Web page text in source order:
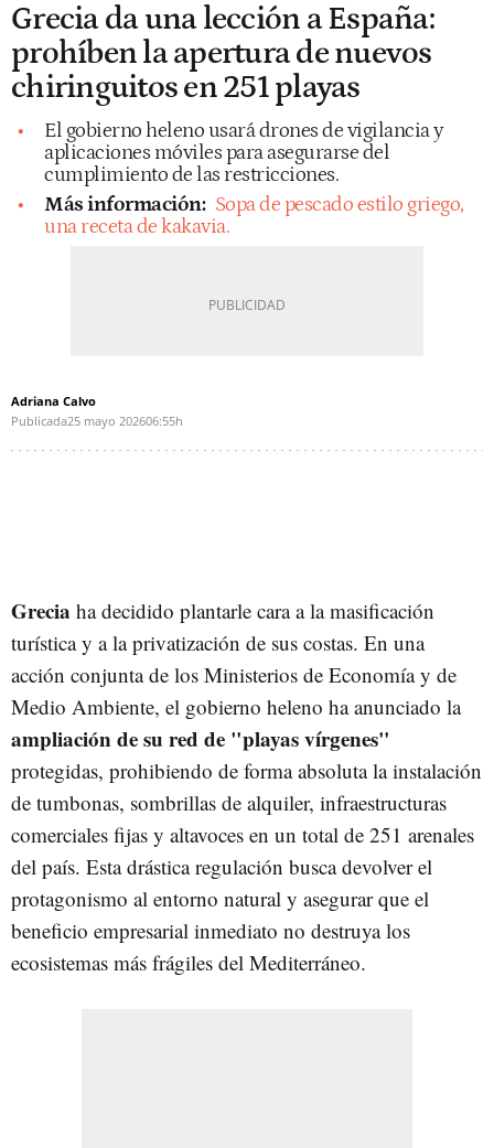
Grecia da una lección a España:
prohíben la apertura de nuevos
chiringuitos en 251 playas
El gobierno heleno usará drones de vigilancia y
aplicaciones móviles para asegurarse del
cumplimiento de las restricciones.
Más información: Sopa de pescado estilo griego,
una receta de kakavia.
Adriana Calvo
Publicada25 mayo 202606:55h
Grecia ha decidido plantarle cara a la masificación
turística y a la privatización de sus costas. En una
acción conjunta de los Ministerios de Economía y de
Medio Ambiente, el gobierno heleno ha anunciado la
ampliación de su red de "playas vírgenes"
protegidas, prohibiendo de forma absoluta la instalación
de tumbonas, sombrillas de alquiler, infraestructuras
comerciales fijas y altavoces en un total de 251 arenales
del país. Esta drástica regulación busca devolver el
protagonismo al entorno natural y asegurar que el
beneficio empresarial inmediato no destruya los
ecosistemas más frágiles del Mediterráneo.